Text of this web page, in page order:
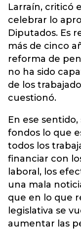
Larraín, criticó
celebrar lo
Diputados. Es
más de cinco
reforma de
no ha sido
de los
cuestionó.
En ese
fondos lo que
todos los
financiar con
laboral, los
una mala
que en lo que
legislativa se
aumentar las